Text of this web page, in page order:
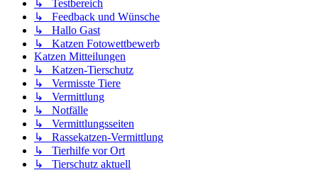
↳ Testbereich
↳ Feedback und Wünsche
↳ Hallo Gast
↳ Katzen Fotowettbewerb
Katzen Mitteilungen
↳ Katzen-Tierschutz
↳ Vermisste Tiere
↳ Vermittlung
↳ Notfälle
↳ Vermittlungsseiten
↳ Rassekatzen-Vermittlung
↳ Tierhilfe vor Ort
↳ Tierschutz aktuell